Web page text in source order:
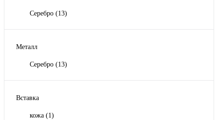
Серебро (13)
Металл
Серебро (13)
Вставка
кожа (1)